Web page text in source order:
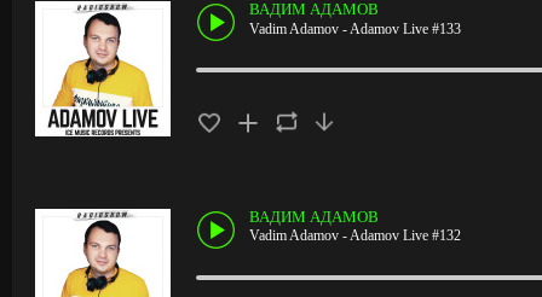
ВАДИМ АДАМОВ
Vadim Adamov - Adamov Live #133
ВАДИМ АДАМОВ
Vadim Adamov - Adamov Live #132